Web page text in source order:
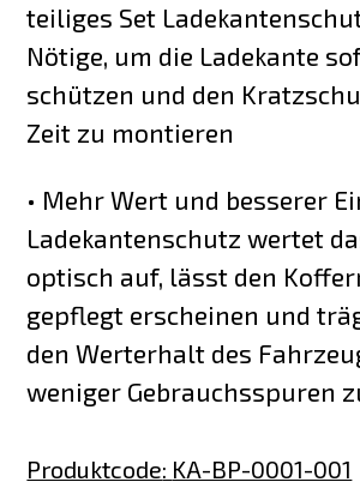
teiliges Set
Nötige, um die Ladekante
schützen und den
Zeit zu montieren
• Mehr Wert und besserer
Ladekantenschutz wertet
optisch auf, lässt den
gepflegt erscheinen und
den Werterhalt des
weniger Gebrauchsspuren
Produktcode: KA-BP-0001-001